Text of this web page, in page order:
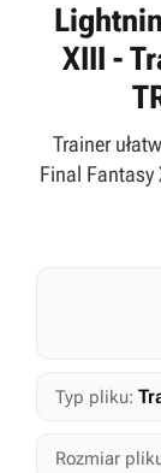
XIII -
Trainer
Final Fantasy
Typ pliku:
Rozmiar